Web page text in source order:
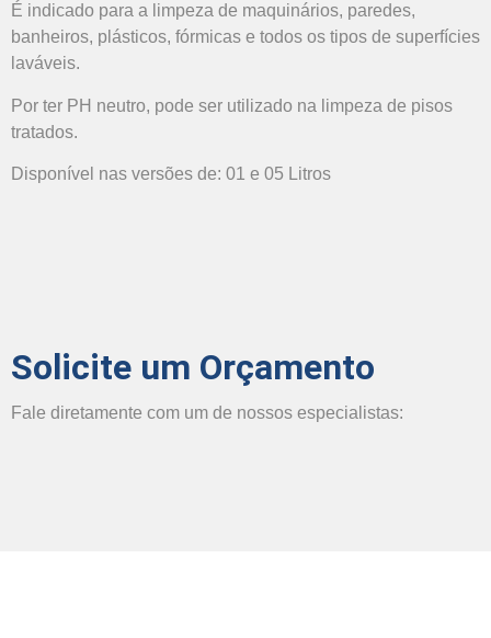
É indicado para a limpeza de maquinários, paredes,
banheiros, plásticos, fórmicas e todos os tipos de superfícies
laváveis.
Por ter PH neutro, pode ser utilizado na limpeza de pisos
tratados.
Disponível nas versões de: 01 e 05 Litros
Solicite um Orçamento
Fale diretamente com um de nossos especialistas: